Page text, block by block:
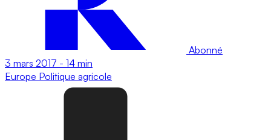
Abonné
3 mars 2017 - 14 min
Europe Politique agricole